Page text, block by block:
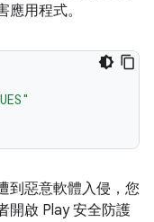
用程式。
到惡意軟體入侵，您
開啟 Play 安全防護